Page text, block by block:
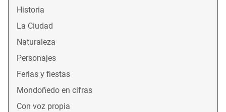
Historia
La Ciudad
Naturaleza
Personajes
Ferias y fiestas
Mondoñedo en cifras
Con voz propia